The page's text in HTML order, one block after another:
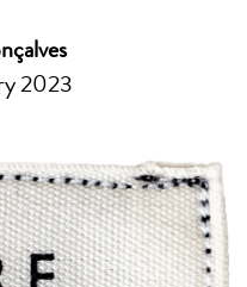
2023